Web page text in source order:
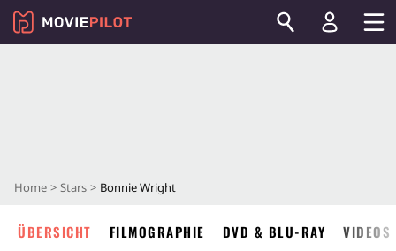
Home Stars Bonnie Wright
ÜBERSICHT FILMOGRAPHIE DVD & BLU-RAY VIDEOS